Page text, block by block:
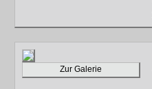
Zur Galerie